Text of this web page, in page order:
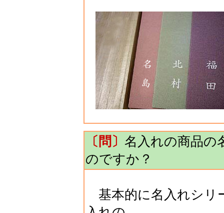
〔問〕 名入れの商品の
のですか？
基本的に名入れシリ